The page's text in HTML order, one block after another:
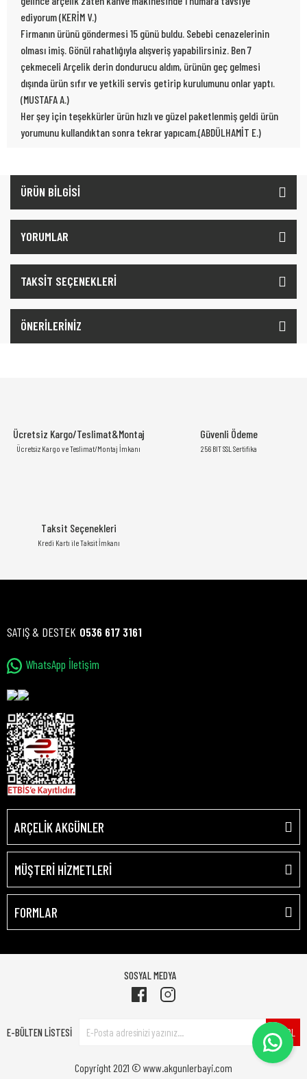
ediyorum (KERİM V.)
Firmanın ürünü göndermesi 15 günü buldu. Sebebi cenazelerinin
olması imiş. Gönül rahatlığıyla alışveriş yapabilirsiniz. Ben 7
çekmeceli Arçelik derin dondurucu aldım, ürünün geç gelmesi
dışında ürün sıfır ve yetkili servis getirip kurulumunu onlar yaptı.
(MUSTAFA A.)
Her şey için teşekkürler ürün hızlı ve güzel paketlenmiş geldi ürün
yorumunu kullandıktan sonra tekrar yapıcam.(ABDÜLHAMİT E.)
ÜRÜN BİLGİSİ
YORUMLAR
TAKSİT SEÇENEKLERİ
ÖNERİLERİNİZ
Ücretsiz Kargo/Teslimat&Montaj
Ücretsiz Kargo ve Teslimat/Montaj İmkanı
Güvenli Ödeme
256 BIT SSL Sertifika
Taksit Seçenekleri
Kredi Kartı ile Taksit İmkanı
SATIŞ & DESTEK 0536 617 3161
WhatsApp İletişim
ARÇELİK AKGÜNLER
MÜŞTERİ HİZMETLERİ
FORMLAR
Copyright 2021 © www.akgunlerbayi.com
E-BÜLTEN LİSTESİ ÜYE OL
SOSYAL MEDYA